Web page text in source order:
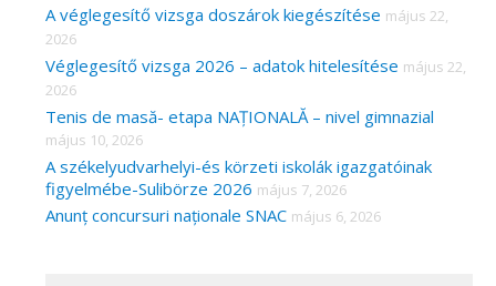
A véglegesítő vizsga doszárok kiegészítése május 22,
2026
Véglegesítő vizsga 2026 – adatok hitelesítése május 22,
2026
Tenis de masă- etapa NAȚIONALĂ – nivel gimnazial
május 10, 2026
A székelyudvarhelyi-és körzeti iskolák igazgatóinak
figyelmébe-Sulibörze 2026 május 7, 2026
Anunț concursuri naționale SNAC május 6, 2026